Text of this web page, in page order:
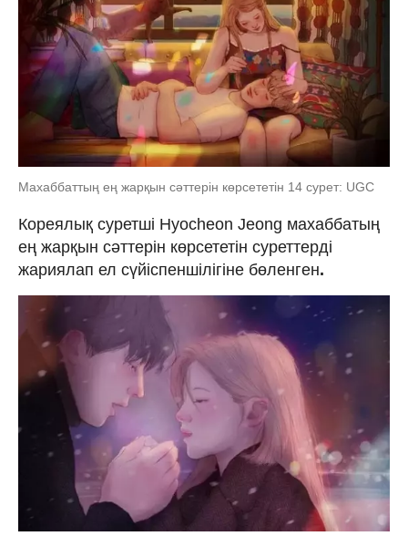
Махаббаттың ең жарқын сәттерін көрсететін 14 сурет: UGC
Кореялық суретші Hyocheon Jeong махаббатың
ең жарқын сәттерін көрсететін суреттерді
жариялап ел сүйіспеншілігіне бөленген.